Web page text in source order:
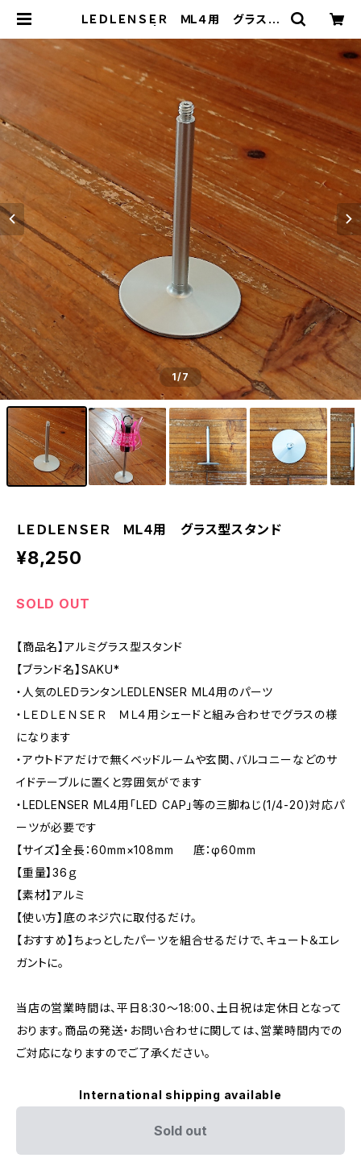
ＬＥＤＬＥＮＳＥＲ ＭＬ４用 グラス型
1/7
ＬＥＤＬＥＮＳＥＲ ＭＬ４用 グラス型スタンド
¥8,250
SOLD OUT
【商品名】アルミグラス型スタンド
【ブランド名】SAKU*
・人気のLEDランタンLEDLENSER ML4用のパーツ
・ＬＥＤＬＥＮＳＥＲ ＭＬ４用シェードと組み合わせでグラスの様
になります
・アウトドアだけで無くベッドルームや玄関、バルコニーなどのサ
イドテーブルに置くと雰囲気がでます
・LEDLENSER ML4用「LED CAP」等の三脚ねじ(1/4-20)対応パ
ーツが必要です
【サイズ】全長：60mm×108mm 底：φ60mm
【重量】36ｇ
【素材】アルミ
【使い方】底のネジ穴に取付るだけ。
【おすすめ】ちょっとしたパーツを組合せるだけで、キュート＆エレ
ガントに。
当店の営業時間は、平日8:30～18:00、土日祝は定休日となって
おります。商品の発送・お問い合わせに関しては、営業時間内での
ご対応になりますのでご了承ください。
International shipping available
Sold out